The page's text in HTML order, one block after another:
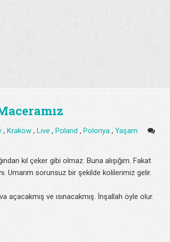
, Krakow , Live ,Poland , Polonya , Yaşam
kıl çeker gibi olmaz. Buna alışığım. Fakat
Umarım sorunsuz bir şekilde kolilerimiz gelir.
ve ısınacakmış. İnşallah öyle olur.